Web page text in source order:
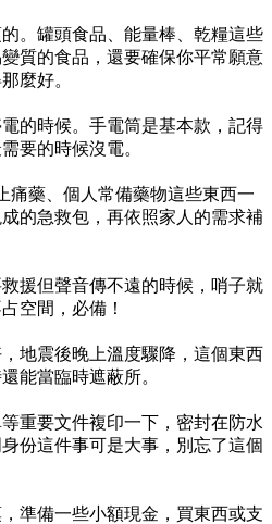
。罐頭食品、能量棒、乾糧這些
質的食品，還要確保你平常願意
麼好。
的時候。手電筒是基本款，記得
要的時候沒電。
痛藥、個人常備藥物這些東西一
的急救包，再依照家人的需求補
援但聲音傳不遠的時候，哨子就
空間，必備！
地震後晚上溫度驟降，這個東西
能當臨時遮蔽所。
重要文件複印一下，密封在防水
份這件事可是大事，別忘了這個
準備一些小額現金，買東西或支